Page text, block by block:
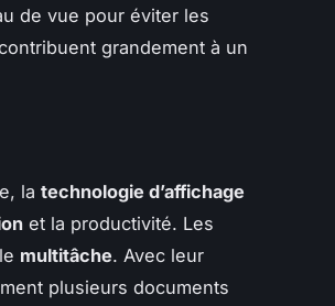
de vue pour éviter les
grandement à un
la technologie d’affichage
et la productivité. Les
multitâche. Avec leur
plusieurs documents